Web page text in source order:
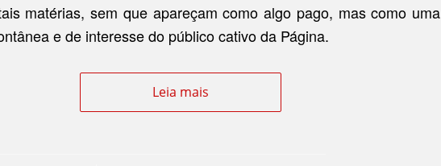
matérias, sem que apareçam como algo pago, mas como uma
e de interesse do público cativo da Página.
Leia mais